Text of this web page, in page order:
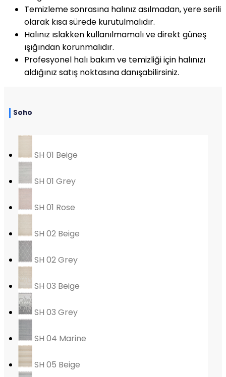
Temizleme sonrasına halınız asılmadan, yere serili
olarak kısa sürede kurutulmalıdır.
Halınız ıslakken kullanılmamalı ve direkt güneş
ışığından korunmalıdır.
Profesyonel halı bakım ve temizliği için halınızı
aldığınız satış noktasına danışabilirsiniz.
Soho
SH 01 Beige
SH 01 Grey
SH 01 Rose
SH 02 Beige
SH 02 Grey
SH 03 Beige
SH 03 Grey
SH 04 Marine
SH 05 Beige